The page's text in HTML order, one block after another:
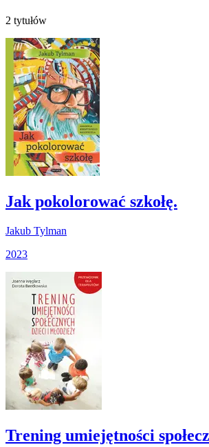
2 tytułów
Jak pokolorować szkołę.
Jakub Tylman
2023
Trening umiejętności